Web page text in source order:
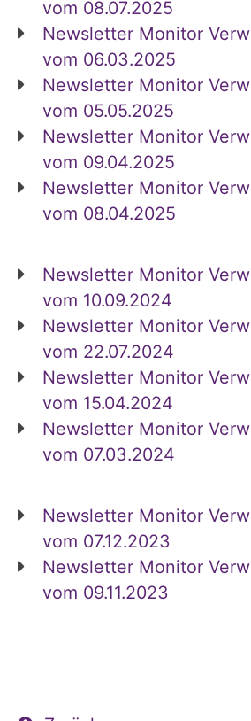
vom 08.07.2025
Newsletter Monitor
vom 06.03.2025
Newsletter Monitor
vom 05.05.2025
Newsletter Monitor
vom 09.04.2025
Newsletter Monitor
vom 08.04.2025
Newsletter Monitor
vom 10.09.2024
Newsletter Monitor
vom 22.07.2024
Newsletter Monitor
vom 15.04.2024
Newsletter Monitor
vom 07.03.2024
Newsletter Monitor
vom 07.12.2023
Newsletter Monitor
vom 09.11.2023